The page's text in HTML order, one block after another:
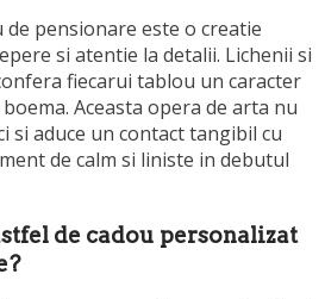
de pensionare este o creatie
si atentie la detalii. Lichenii si
fiecarui tablou un caracter
Aceasta opera de arta nu
si aduce un contact tangibil cu
de calm si liniste in debutul
de cadou personalizat